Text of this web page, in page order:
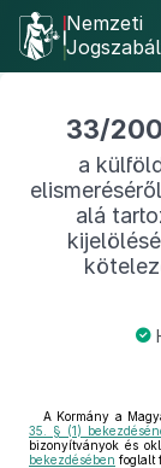
Nemzeti
33/
a
alá
A Kormány a
35. § (1)
bizonyítványok és
bekezdésében foglalt